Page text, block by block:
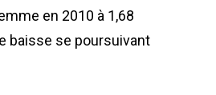
en 2010 à 1,68
baisse se poursuivant